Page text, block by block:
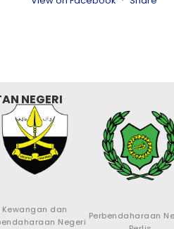
NEGERI
dan
Negeri
Perbendaharaan Negeri